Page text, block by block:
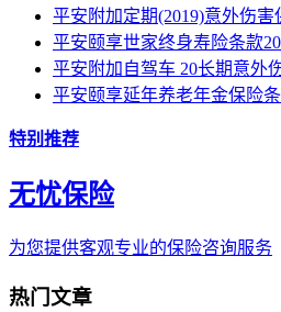
平安附加定期(2019)意外伤害
平安颐享世家终身寿险条款
平安附加自驾车 20长期意外
平安颐享延年养老年金保险
特别推荐
无忧保险
为您提供客观专业的保险咨询服务
热门文章